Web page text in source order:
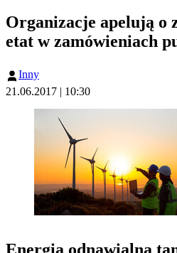
Organizacje apelują o
etat w zamówieniach
Inny
21.06.2017 | 10:30